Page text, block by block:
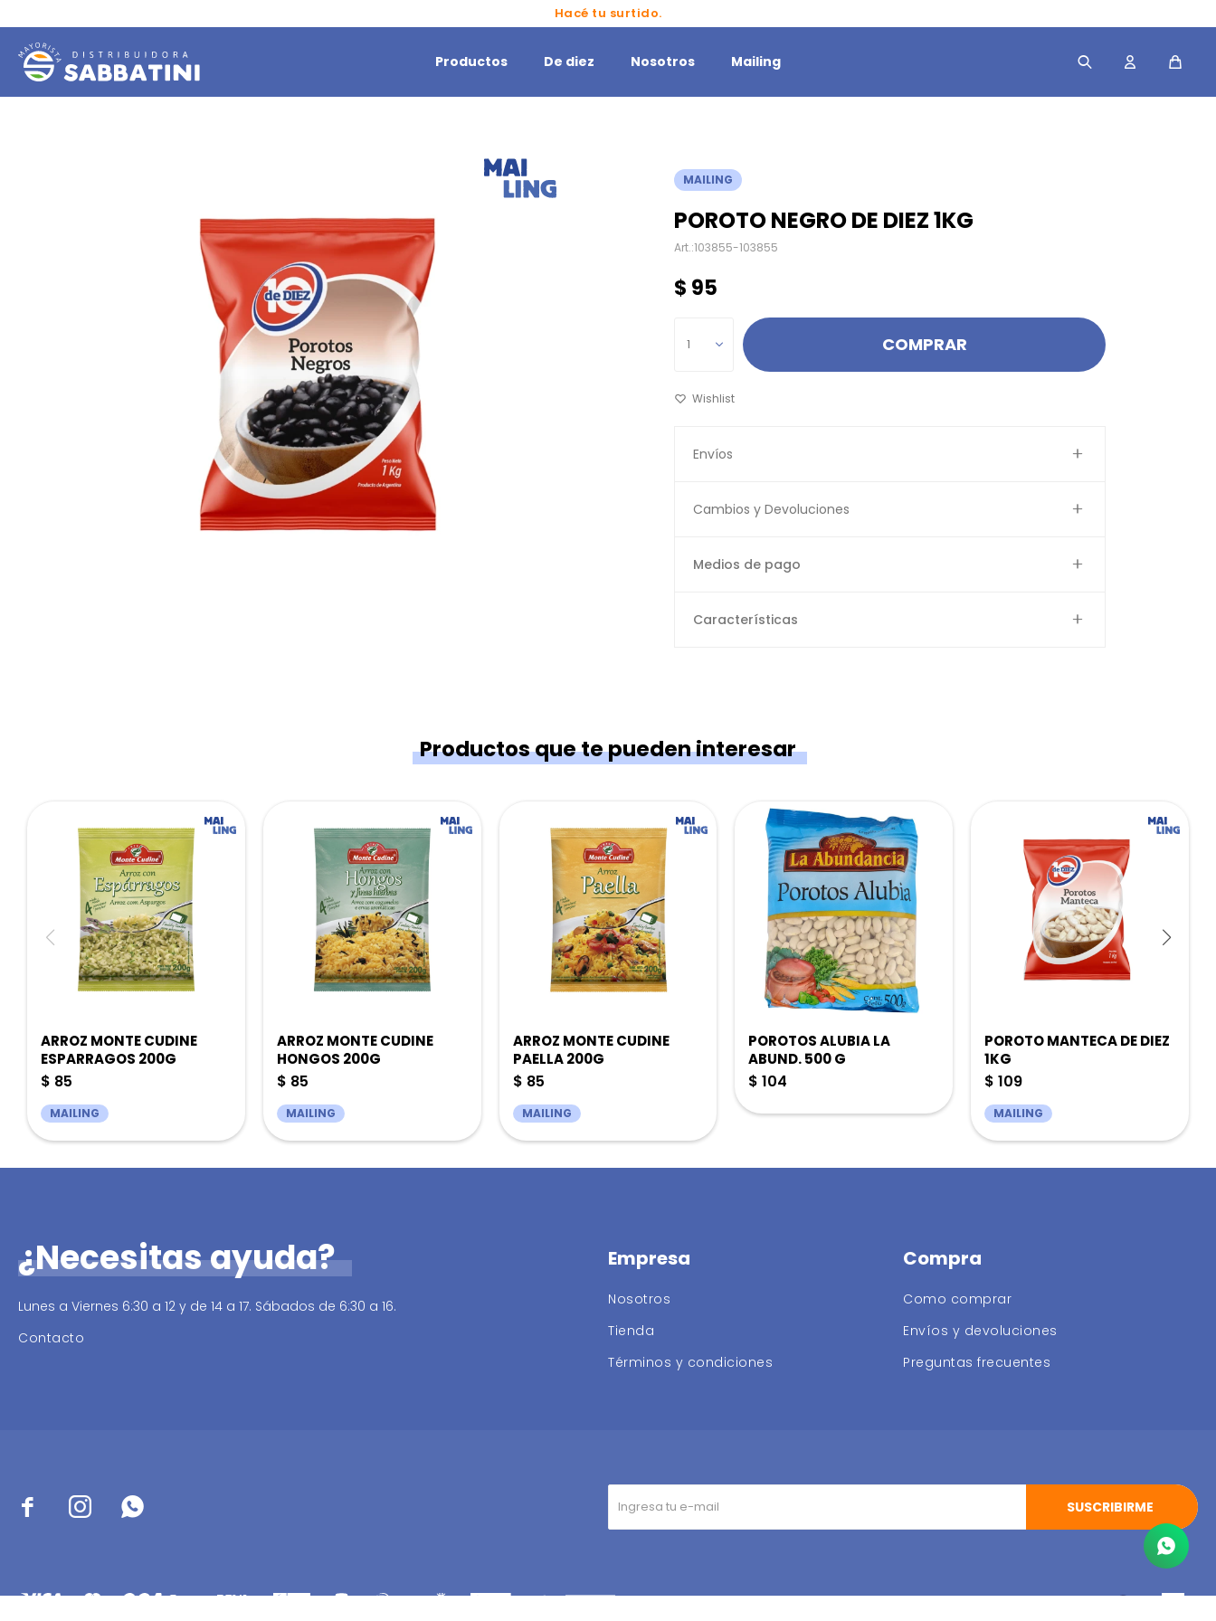
Hacé tu surtido.
Productos De diez Nosotros Mailing
MAILING
POROTO NEGRO DE DIEZ 1KG
103855-103855
$ 95
1 COMPRAR
Envíos
Cambios y Devoluciones
Medios de pago
Características
Productos que te pueden interesar
ARROZ MONTE CUDINE
ESPARRAGOS 200G
$ 85
MAILING
ARROZ MONTE CUDINE
HONGOS 200G
$ 85
MAILING
ARROZ MONTE CUDINE
PAELLA 200G
$ 85
MAILING
POROTOS ALUBIA LA
ABUND. 500 G
$ 104
POROTO MANTECA DE DIEZ
1KG
$ 109
MAILING
   SUSCRIBIRME
¿Necesitas ayuda?
Lunes a Viernes 6:30 a 12 y de 14 a 17. Sábados de 6:30 a 16.
Contacto
Empresa
Nosotros
Tienda
Términos y condiciones
Compra
Como comprar
Envíos y devoluciones
Preguntas frecuentes